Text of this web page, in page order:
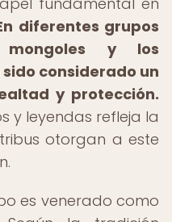
diferentes grupos
y los
considerado un
y protección.
y leyendas refleja la
otorgan a este
es venerado como